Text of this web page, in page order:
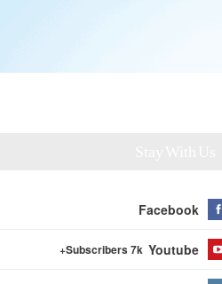
Facebook
Youtube
Subscribers 7k+